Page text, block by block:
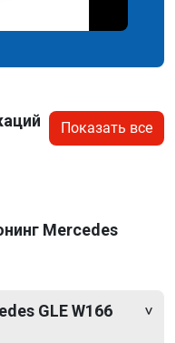
Показать все
Mercedes
GLE W166